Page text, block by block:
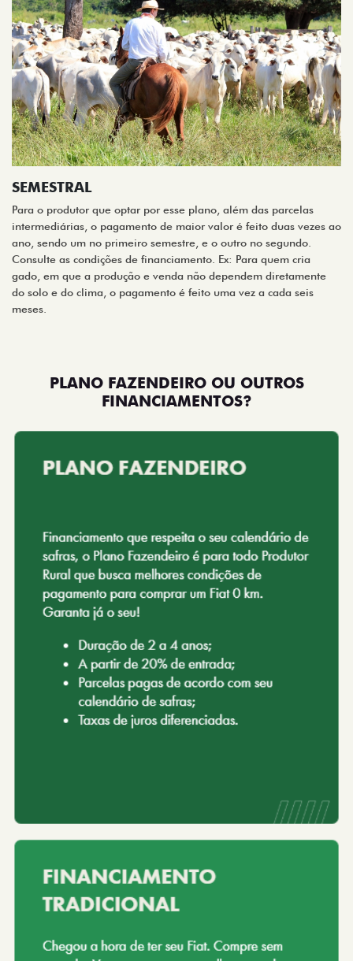
SEMESTRAL
Para o produtor que optar por esse plano, além das parcelas
intermediárias, o pagamento de maior valor é feito duas vezes ao
ano, sendo um no primeiro semestre, e o outro no segundo.
Consulte as condições de financiamento. Ex: Para quem cria
gado, em que a produção e venda não dependem diretamente
do solo e do clima, o pagamento é feito uma vez a cada seis
meses.
PLANO FAZENDEIRO OU OUTROS
FINANCIAMENTOS?